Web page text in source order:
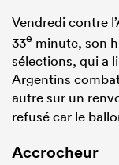
Vendredi contre
33e minute, son
sélections, qui a
Argentins
autre sur un
refusé car le
Accrocheur